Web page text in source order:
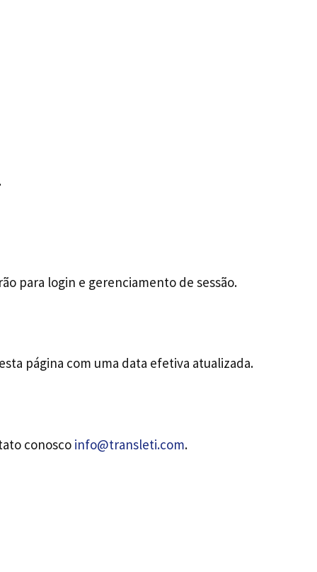
para login e gerenciamento de sessão.
página com uma data efetiva atualizada.
conosco info@transleti.com.